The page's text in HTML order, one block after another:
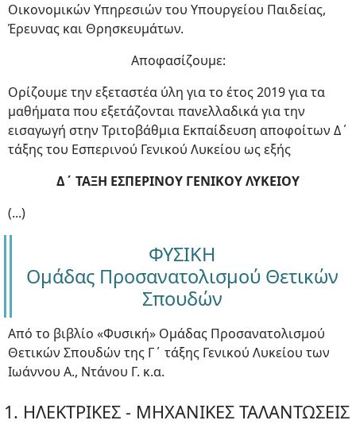
Οικονομικών Υπηρεσιών του Υπουργείου Παιδείας,
Έρευνας και Θρησκευμάτων.
Αποφασίζουμε:
Ορίζουμε την εξεταστέα ύλη για το έτος 2019 για τα
μαθήματα που εξετάζονται πανελλαδικά για την
εισαγωγή στην Τριτοβάθμια Εκπαίδευση αποφοίτων Δ΄
τάξης του Εσπερινού Γενικού Λυκείου ως εξής
Δ΄ ΤΑΞΗ ΕΣΠΕΡΙΝΟΥ ΓΕΝΙΚΟΥ ΛΥΚΕΙΟΥ
(...)
ΦΥΣΙΚΗ
Ομάδας Προσανατολισμού Θετικών
Σπουδών
Από το βιβλίο «Φυσική» Ομάδας Προσανατολισμού
Θετικών Σπουδών της Γ΄ τάξης Γενικού Λυκείου των
Ιωάννου Α., Ντάνου Γ. κ.α.
1. ΗΛΕΚΤΡΙΚΕΣ - ΜΗΧΑΝΙΚΕΣ ΤΑΛΑΝΤΩΣΕΙΣ